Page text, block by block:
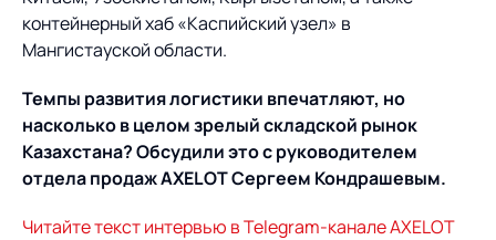
Управление перевозками
и транспортным парком
Интегрированное
планирование
Управление
терминалом
Логистический
Роботизация
Оборудование для склада
AXELOT AI
Автоматизация
процессов
Техническое оснащение
Постпроектное
сопровождение
Облачные сервисы
компетенций
Новости
СМИ о нас
Проекты
Проекты
Контакты
Контакты
Академия
контейнерный хаб «Каспийский узел» в
Мангистауской области.
Темпы развития логистики впечатляют, но
насколько в целом зрелый складской рынок
Казахстана? Обсудили это с руководителем
отдела продаж AXELOT Сергеем Кондрашевым.
Читайте текст интервью в Telegram-канале AXELOT